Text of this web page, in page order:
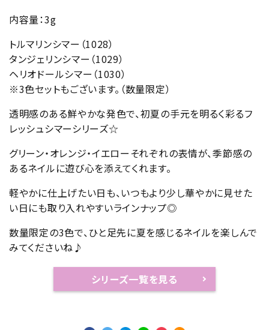
内容量：3g
トルマリンシマー（1028）
タンジェリンシマー（1029）
ヘリオドールシマー（1030）
※3色セットもございます。（数量限定）
透明感のある鮮やかな発色で、初夏の手元を明るく彩るフ
レッシュシマーシリーズ☆
グリーン・オレンジ・イエローそれぞれの表情が、季節感の
あるネイルに遊び心を添えてくれます。
軽やかに仕上げたい日も、いつもより少し華やかに見せた
い日にも取り入れやすいラインナップ◎
数量限定の3色で、ひと足先に夏を感じるネイルを楽しんで
みてくださいね♪
シリーズ一覧を見る